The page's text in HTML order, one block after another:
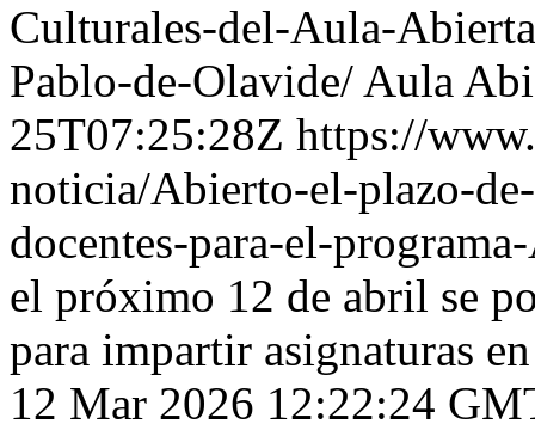
Culturales-del-Aula-
Pablo-de-Olavide/ Aula
25T07:25:28Z https://
noticia/Abierto-el-plazo-
docentes-para-el-
el próximo 12 de abril se
para impartir asignaturas
12 Mar 2026 12:22:24